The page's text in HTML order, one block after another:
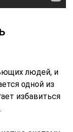
людей, и
одной из
избавиться